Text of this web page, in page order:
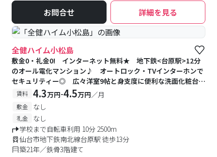
お問合せ 詳細を見る
全健ハイム小松島
敷金0・礼金0! インターネット無料★ 地下鉄<台原駅>12分
のオール電化マンション♪ オートロック・TVインターホンで
セキュリティー◎ 広々洋室9帖と身支度に便利な洗面化粧台が
オススメポイント!
賃料 4.3万円-4.5万円／月
敷金 なし
礼金
なし
学校まで自転車利用 10分 2500m
仙台市地下鉄南北線台原駅 徒歩13分
築21年／鉄骨3階建て